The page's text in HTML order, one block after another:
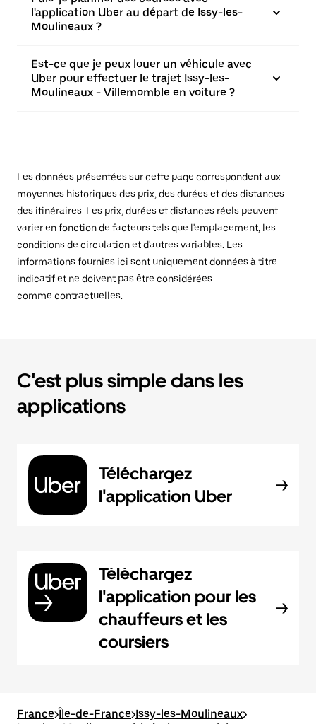
l'application Uber au départ de Issy-les-
Moulineaux ?
Est-ce que je peux louer un véhicule avec
Uber pour effectuer le trajet Issy-les-
Moulineaux - Villemomble en voiture ?
Les données présentées sur cette page correspondent aux
moyennes historiques des prix, des durées et des distances
des itinéraires. Les prix, durées et distances réels peuvent
varier en fonction de facteurs tels que l'emplacement, les
conditions de circulation et d'autres variables. Les
informations fournies ici sont uniquement données à titre
indicatif et ne doivent pas être considérées
comme contractuelles.
C'est plus simple dans les
applications
Téléchargez
l'application Uber
Téléchargez
l'application pour les
chauffeurs et les
coursiers
France>Île-de-France>Issy-les-Moulineaux>